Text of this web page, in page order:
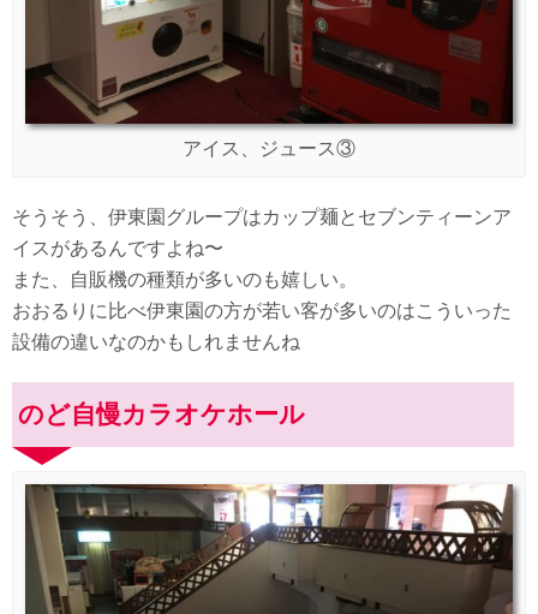
アイス、ジュース③
そうそう、伊東園グループはカップ麺とセブンティーンア
イスがあるんですよね〜
また、自販機の種類が多いのも嬉しい。
おおるりに比べ伊東園の方が若い客が多いのはこういった
設備の違いなのかもしれませんね
のど自慢カラオケホール